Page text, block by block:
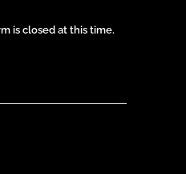
is closed at this time.